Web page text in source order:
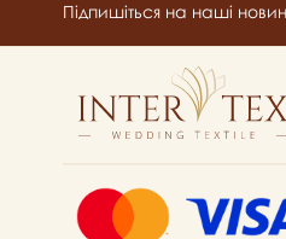
Підпишіться на наші